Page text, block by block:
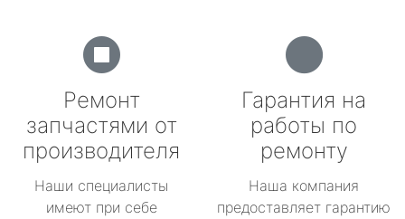
Ремонт
запчастями от
производителя
Наши специалисты
имеют при себе
Гарантия на
работы по
ремонту
Наша компания
предоставляет гарантию